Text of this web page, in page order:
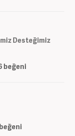
Desteğimiz
beğeni
beğeni